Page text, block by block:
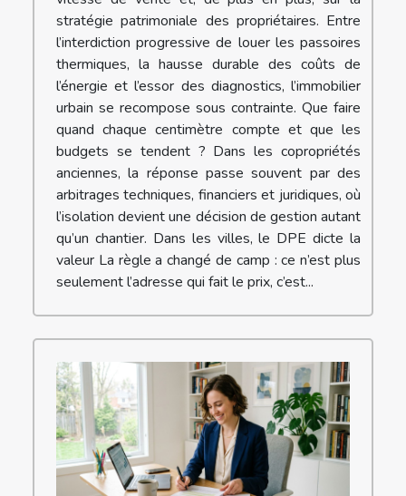
stratégie patrimoniale des propriétaires. Entre
l’interdiction progressive de louer les passoires
thermiques, la hausse durable des coûts de
l’énergie et l’essor des diagnostics, l’immobilier
urbain se recompose sous contrainte. Que faire
quand chaque centimètre compte et que les
budgets se tendent ? Dans les copropriétés
anciennes, la réponse passe souvent par des
arbitrages techniques, financiers et juridiques, où
l’isolation devient une décision de gestion autant
qu’un chantier. Dans les villes, le DPE dicte la
valeur La règle a changé de camp : ce n’est plus
seulement l’adresse qui fait le prix, c’est...